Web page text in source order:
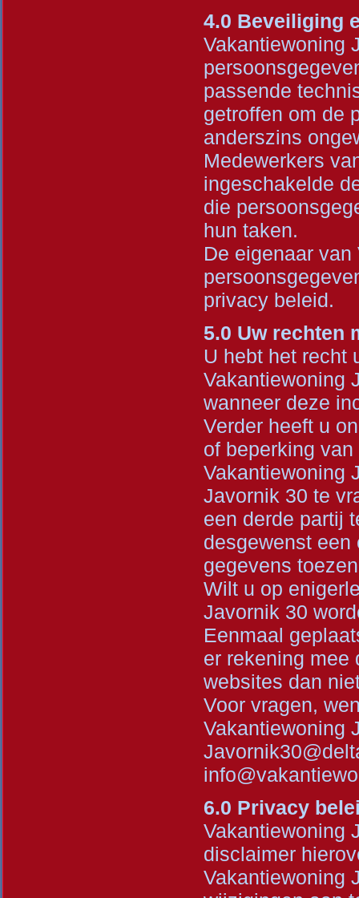
4.0 Beveiliging
Vakantiewoning
passende
getroffen om de
anderszins
Medewerkers
ingeschakelde
die
hun taken.
De eigenaar
privacy beleid.
5.0 Uw rechten
U hebt het recht
Vakantiewoning
wanneer deze
Verder heeft u
of beperking
Vakantiewoning
Javornik 30 te
een derde partij
desgewenst
gegevens
Wilt u op
Javornik 30
Eenmaal
er rekening mee
websites dan
Voor vragen,
Vakantiewoning
6.0 Privacy
Vakantiewoning
disclaimer
Vakantiewoning